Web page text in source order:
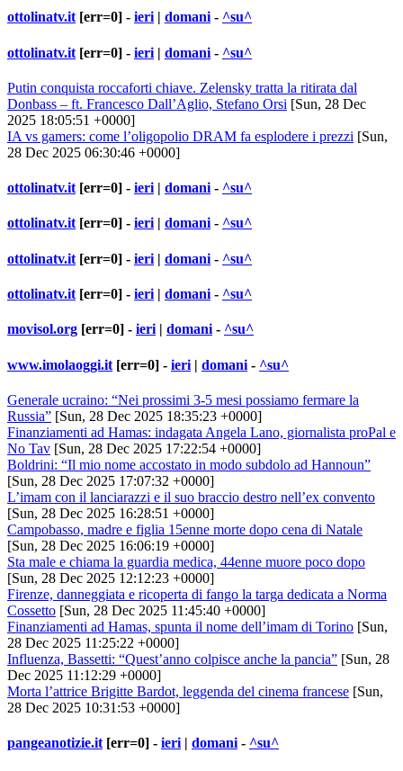
ottolinatv.it[err=0] - ieri| domani- ^su^
ottolinatv.it [err=0] - ieri | domani - ^su^
Putin conquista roccaforti chiave. Zelensky tratta la ritirata dal
Donbass – ft. Francesco Dall’Aglio, Stefano Orsi [Sun, 28 Dec
2025 18:05:51 +0000]
IA vs gamers: come l’oligopolio DRAM fa esplodere i prezzi [Sun,
28 Dec 2025 06:30:46 +0000]
ottolinatv.it [err=0] - ieri | domani - ^su^
ottolinatv.it[err=0] - ieri| domani- ^su^
ottolinatv.it [err=0] - ieri | domani - ^su^
ottolinatv.it [err=0] - ieri | domani - ^su^
movisol.org [err=0] - ieri | domani - ^su^
www.imolaoggi.it [err=0] - ieri | domani - ^su^
Generale ucraino: “Nei prossimi 3-5 mesi possiamo fermare la
Russia” [Sun, 28 Dec 2025 18:35:23 +0000]
Finanziamenti ad Hamas: indagata Angela Lano, giornalista proPal e
No Tav [Sun, 28 Dec 2025 17:22:54 +0000]
Boldrini: “Il mio nome accostato in modo subdolo ad Hannoun”
[Sun, 28 Dec 2025 17:07:32 +0000]
L’imam con il lanciarazzi e il suo braccio destro nell’ex convento
[Sun, 28 Dec 2025 16:28:51 +0000]
Campobasso, madre e figlia 15enne morte dopo cena di Natale
[Sun, 28 Dec 2025 16:06:19 +0000]
Sta male e chiama la guardia medica, 44enne muore poco dopo
[Sun, 28 Dec 2025 12:12:23 +0000]
Firenze, danneggiata e ricoperta di fango la targa dedicata a Norma
Cossetto [Sun, 28 Dec 2025 11:45:40 +0000]
Finanziamenti ad Hamas, spunta il nome dell’imam di Torino [Sun,
28 Dec 2025 11:25:22 +0000]
Influenza, Bassetti: “Quest’anno colpisce anche la pancia” [Sun, 28
Dec 2025 11:12:29 +0000]
Morta l’attrice Brigitte Bardot, leggenda del cinema francese [Sun,
28 Dec 2025 10:31:53 +0000]
pangeanotizie.it [err=0] - ieri | domani - ^su^